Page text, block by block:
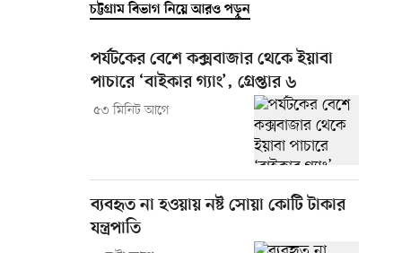
চট্টগ্রাম বিভাগ নিয়ে আরও পড়ুন
পর্যটকের বেশে কক্সবাজার থেকে ইয়াবা
পাচারে ‘বাইকার গ্যাং’, গ্রেপ্তার ৬
৫৩ মিনিট আগে
ব্যবহৃত না হওয়ায় নষ্ট সোয়া কোটি টাকার
যন্ত্রপাতি